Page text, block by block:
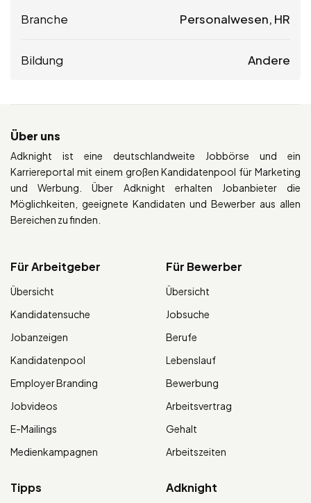
Branche Personalwesen, HR
Bildung Andere
Über uns
Adknight ist eine deutschlandweite Jobbörse und ein
Karriereportal mit einem großen Kandidatenpool für Marketing
und Werbung. Über Adknight erhalten Jobanbieter die
Möglichkeiten, geeignete Kandidaten und Bewerber aus allen
Bereichen zu finden.
Für Arbeitgeber
Übersicht
Kandidatensuche
Jobanzeigen
Kandidatenpool
Employer Branding
Jobvideos
E-Mailings
Medienkampagnen
Für Bewerber
Übersicht
Jobsuche
Berufe
Lebenslauf
Bewerbung
Arbeitsvertrag
Gehalt
Arbeitszeiten
Tipps Adknight